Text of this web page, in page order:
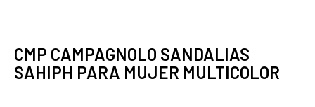
CMP CAMPAGNOLO SANDALIAS
SAHIPH PARA MUJER MULTICOLOR